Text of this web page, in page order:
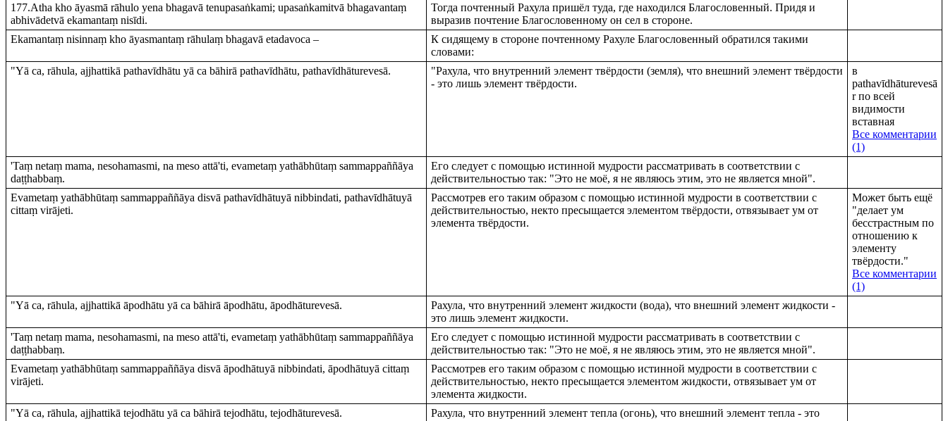
177.Atha kho āyasmā rāhulo yena bhagavā tenupasaṅkami; upasaṅkamitvā bhagavantaṃ
abhivādetvā ekamantaṃ nisīdi.
Тогда почтенный Рахула пришёл туда, где находился Благословенный. Придя и
выразив почтение Благословенному он сел в стороне.
Ekamantaṃ nisinnaṃ kho āyasmantaṃ rāhulaṃ bhagavā etadavoca –
К сидящему в стороне почтенному Рахуле Благословенный обратился такими
словами:
"Yā ca, rāhula, ajjhattikā pathavīdhātu yā ca bāhirā pathavīdhātu, pathavīdhāturevesā.
"Рахула, что внутренний элемент твёрдости (земля), что внешний элемент твёрдости
- это лишь элемент твёрдости.
в
pathavīdhāturevesā
r по всей
видимости
вставная
Все комментарии
(1)
'Taṃ netaṃ mama, nesohamasmi, na meso attā'ti, evametaṃ yathābhūtaṃ sammappaññāya
daṭṭhabbaṃ.
Его следует с помощью истинной мудрости рассматривать в соответствии с
действительностью так: "Это не моё, я не являюсь этим, это не является мной".
Evametaṃ yathābhūtaṃ sammappaññāya disvā pathavīdhātuyā nibbindati, pathavīdhātuyā
cittaṃ virājeti.
Рассмотрев его таким образом с помощью истинной мудрости в соответствии с
действительностью, некто пресыщается элементом твёрдости, отвязывает ум от
элемента твёрдости.
Может быть ещё
"делает ум
бесстрастным по
отношению к
элементу
твёрдости."
Все комментарии
(1)
"Yā ca, rāhula, ajjhattikā āpodhātu yā ca bāhirā āpodhātu, āpodhāturevesā.
Рахула, что внутренний элемент жидкости (вода), что внешний элемент жидкости -
это лишь элемент жидкости.
'Taṃ netaṃ mama, nesohamasmi, na meso attā'ti, evametaṃ yathābhūtaṃ sammappaññāya
daṭṭhabbaṃ.
Его следует с помощью истинной мудрости рассматривать в соответствии с
действительностью так: "Это не моё, я не являюсь этим, это не является мной".
Evametaṃ yathābhūtaṃ sammappaññāya disvā āpodhātuyā nibbindati, āpodhātuyā cittaṃ
virājeti.
Рассмотрев его таким образом с помощью истинной мудрости в соответствии с
действительностью, некто пресыщается элементом жидкости, отвязывает ум от
элемента жидкости.
"Yā ca, rāhula, ajjhattikā tejodhātu yā ca bāhirā tejodhātu, tejodhāturevesā.
Рахула, что внутренний элемент тепла (огонь), что внешний элемент тепла - это